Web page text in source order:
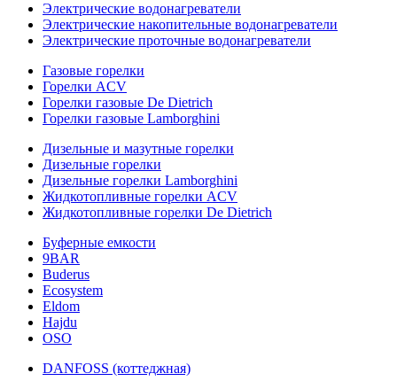
Электрические водонагреватели
Электрические накопительные водонагреватели
Электрические проточные водонагреватели
Газовые горелки
Горелки ACV
Горелки газовые De Dietrich
Горелки газовые Lamborghini
Дизельные и мазутные горелки
Дизельные горелки
Дизельные горелки Lamborghini
Жидкотопливные горелки ACV
Жидкотопливные горелки De Dietrich
Буферные емкости
9BAR
Buderus
Ecosystem
Eldom
Hajdu
OSO
DANFOSS (коттеджная)